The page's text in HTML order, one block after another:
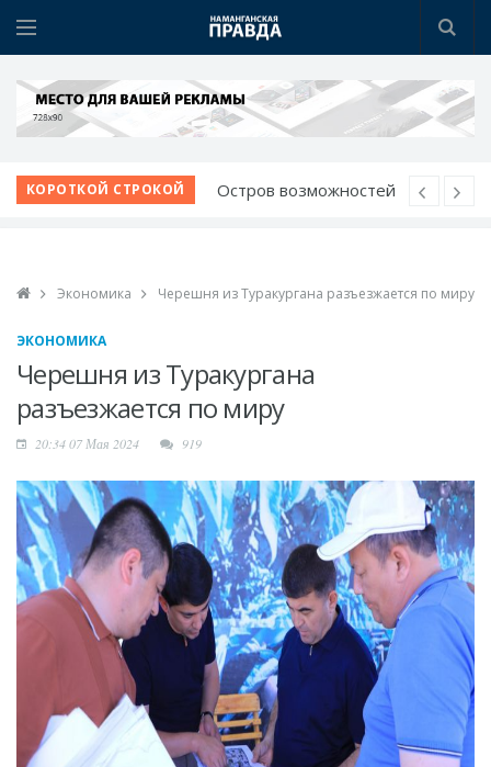
КОРОТКОЙ СТРОКОЙ
Остров возможностей
строителей
Шаг за шагом к
обновлению:
Новые дороги и
рабочие места: проекты
Учкургана набирают
темп
Экономика Черешня из Туракургана разъезжается по миру
ЭКОНОМИКА
Черешня из Туракургана
разъезжается по миру
20:34 07 Мая 2024 919